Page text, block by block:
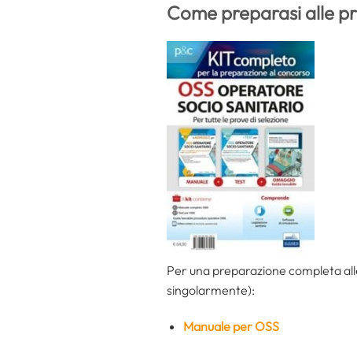
Come preparasi alle
Per una preparazione completa
singolarmente):
Manuale per OSS